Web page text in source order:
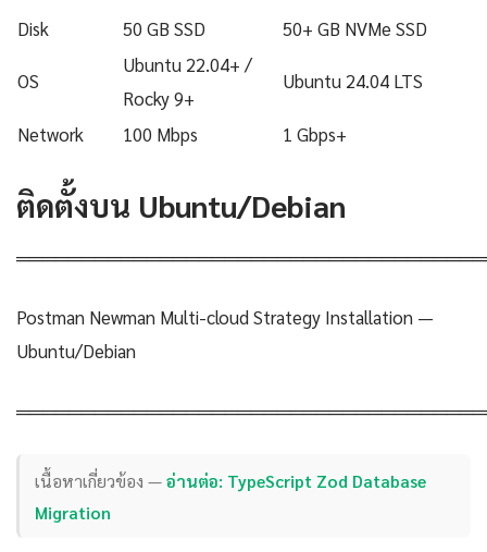
Disk
50 GB SSD 50+ GB NVMe SSD
OS
Ubuntu 22.04+ /
Rocky 9+
Ubuntu 24.04 LTS
Network 100 Mbps 1 Gbps+
ติดตั้งบน Ubuntu/Debian
Postman Newman Multi-cloud Strategy Installation —
Ubuntu/Debian
เนื้อหาเกี่ยวข้อง —อ่านต่อ: TypeScript Zod Database
Migration